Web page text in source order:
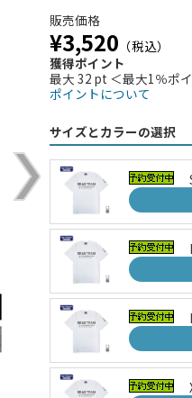
販売価格
¥3,520 （税込）
獲得ポイント
最大 32 pt ＜最大1％ポ
ポイントについて
サイズとカラーの選択